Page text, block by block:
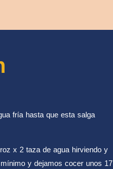
fría hasta que esta salga
x 2 taza de agua hirviendo y
y dejamos cocer unos 17